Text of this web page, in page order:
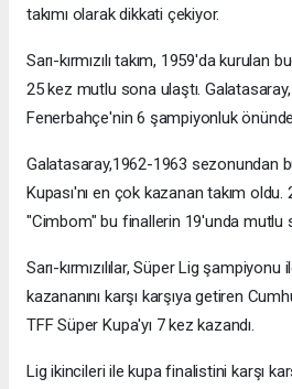
takımı olarak dikkati çekiyor.
Sarı-kırmızılı takım, 1959'da kurulan
25 kez mutlu sona ulaştı.
Fenerbahçe'nin 6 şampiyonluk
Galatasaray,1962-1963 sezonundan
Kupası'nı en çok kazanan takım
"Cimbom" bu finallerin 19'unda mutlu
Sarı-kırmızılılar, Süper Lig şampiyonu
kazananını karşı karşıya getiren
TFF Süper Kupa'yı 7 kez kazandı.
Lig ikincileri ile kupa finalistini karşı